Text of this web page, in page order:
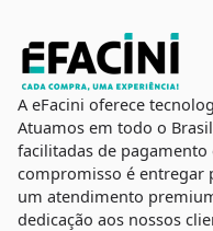
A eFacini oferece
Atuamos em todo o
facilitadas de
compromisso é entregar
um atendimento
dedicação aos nossos